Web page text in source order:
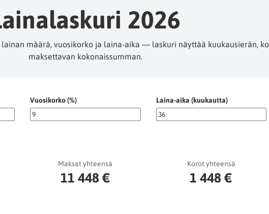
2026
määrä, vuosikorko ja laina-aika — laskuri näyttää kuukausierän,
maksettavan kokonaissumman.
Vuosikorko (%) Laina-aika (kuukautta)
Maksat yhteensä
11 448 €
Korot yhteensä
1 448 €